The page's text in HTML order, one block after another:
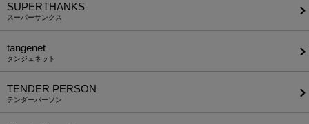
SUPERTHANKS
スーパーサンクス
tangenet
タンジェネット
TENDER PERSON
テンダーパーソン